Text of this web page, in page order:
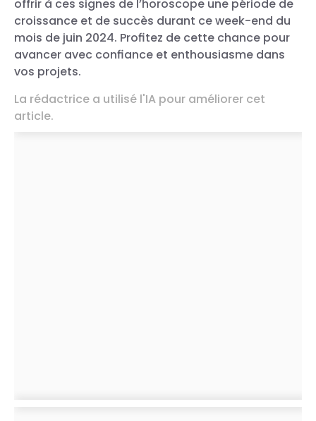
offrir à ces signes de l’horoscope une période de
croissance et de succès durant ce week-end du
mois de juin 2024. Profitez de cette chance pour
avancer avec confiance et enthousiasme dans
vos projets.
La rédactrice a utilisé l'IA pour améliorer cet
article.